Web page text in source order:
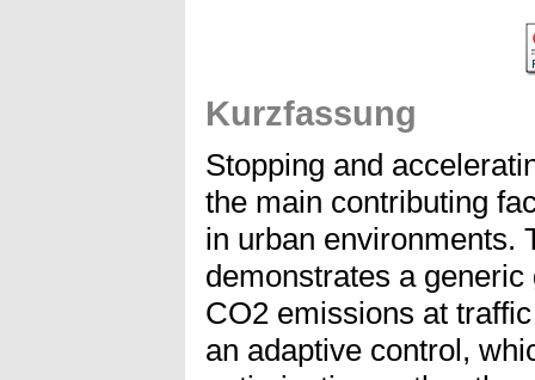
Kurzfassung
Stopping and
the main contributing
in urban environments.
demonstrates a
CO2 emissions at
an adaptive control,